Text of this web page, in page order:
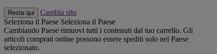
Resta qui
Cambia sito
Seleziona il Paese Seleziona il Paese
Cambiando Paese rimuovi tutti i contenuti dal tuo carrello. Gli
articoli comprati online possono essere spediti solo nel Paese
selezionato.